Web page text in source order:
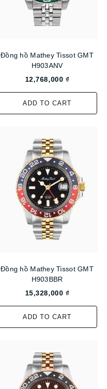
Đồng hồ Mathey Tissot GMT
H903ANV
12,768,000 ₫
ADD TO CART
Đồng hồ Mathey Tissot GMT
H903BBR
15,328,000 ₫
ADD TO CART